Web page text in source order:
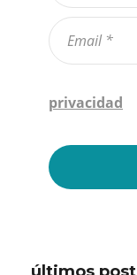
privacidad